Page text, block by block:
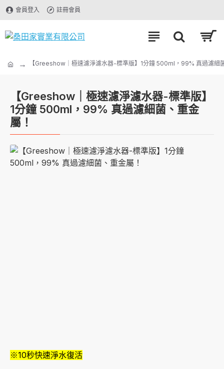
會員登入 註冊會員
【Greeshow｜極速濾淨濾水器-標準版】1分鐘 500ml，99% 真過濾細
【Greeshow｜極速濾淨濾水器-標準版】
1分鐘 500ml，99% 真過濾細菌、重金
屬！
※10秒快速淨水復活